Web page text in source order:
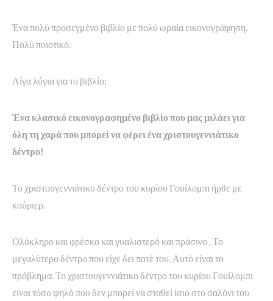
Ένα πολύ προσεγμένο βιβλίο με πολύ ωραία εικονογράφηση.
Πολύ ποιοτικό.
Λίγα λόγια για το βιβλίο:
Ένα κλασικό εικονογραφημένο βιβλίο που μας μιλάει για
όλη τη χαρά που μπορεί να φέρει ένα χριστουγεννιάτικο
δέντρο!
Το χριστουγεννιάτικο δέντρο του κυρίου Γουίλομπι ήρθε με
κούριερ.
Ολόκληρο και φρέσκο και γυαλιστερό και πράσινο . Το
μεγαλύτερο δέντρο που είχε δει ποτέ του. Αυτό είναι το
πρόβλημα. Το χριστουγεννιάτικο δέντρο του κυρίου Γουίλομπι
είναι τόσο ψηλό που δεν μπορεί να σταθεί ίσιο στο σαλόνι του